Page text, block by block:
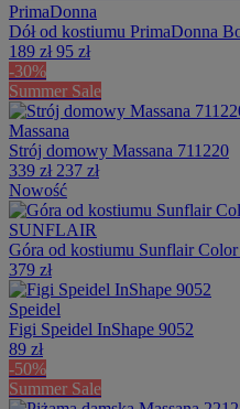
PrimaDonna
Dół od kostiumu PrimaDonna
189 zł 95 zł
-30%
Summer Sale
Massana
Strój domowy Massana 711220
339 zł 237 zł
Nowość
SUNFLAIR
Góra od kostiumu Sunflair
379 zł
Speidel
Figi Speidel InShape 9052
89 zł
-50%
Summer Sale